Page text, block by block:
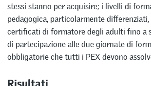
stessi stanno per acquisire; i livelli di
pedagogica, particolarmente
certificati di formatore degli adulti fino a
di partecipazione alle due giornate di
obbligatorie che tutti i PEX devono
Risultati